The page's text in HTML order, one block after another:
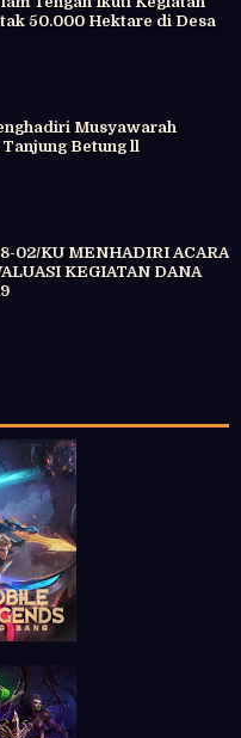
50.000 Hektare di Desa
Musyawarah
Betung ll
02/KU MENHADIRI ACARA
KEGIATAN DANA